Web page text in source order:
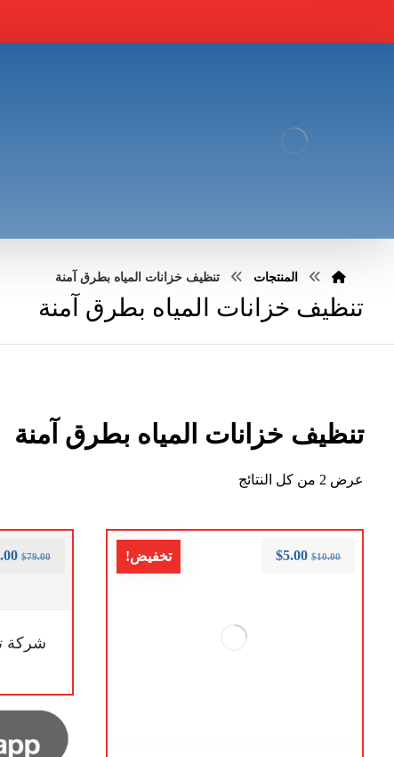
المنتجات تنظيف خزانات المياه بطرق آمنة
تنظيف خزانات المياه بطرق آمنة
تنظيف خزانات المياه بطرق آمنة
عرض ⁦2⁩ من كل النتائج
تخفيض! $10.00
$5.00
شركة
$79.00